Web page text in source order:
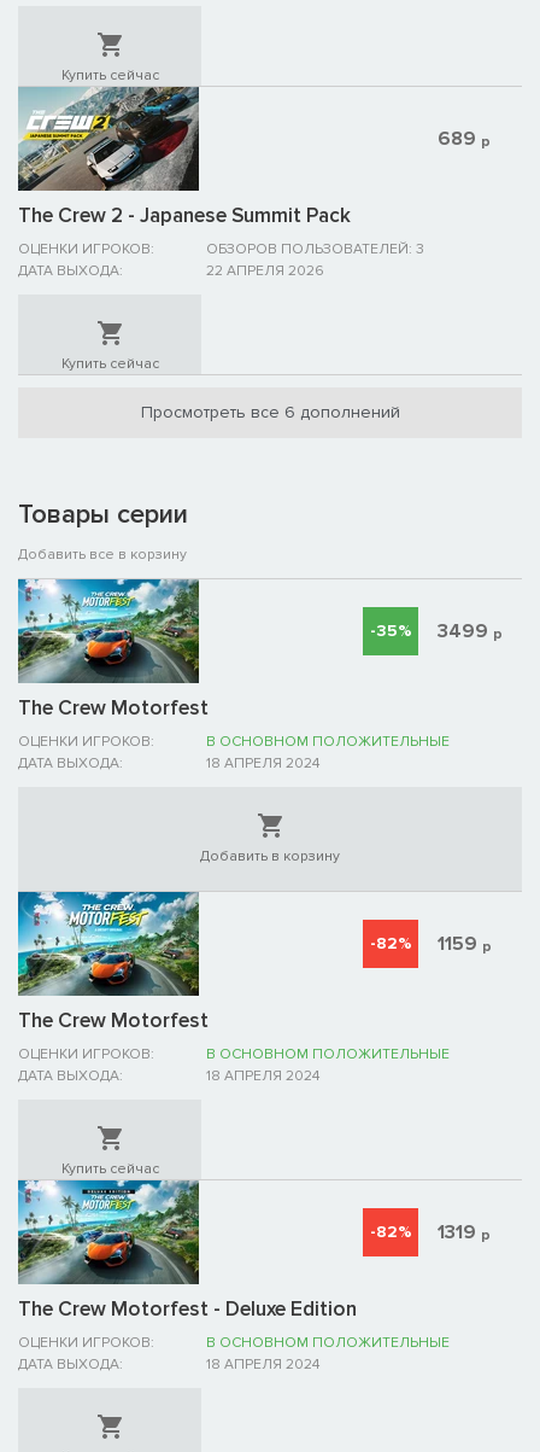
Купить сейчас
The Crew 2 - Japanese Summit Pack
ОЦЕНКИ ИГРОКОВ:
ОБЗОРОВ ПОЛЬЗОВАТЕЛЕЙ: 3
ДАТА ВЫХОДА:
22 АПРЕЛЯ 2026
689 р
Купить сейчас
Просмотреть все 6 дополнений
Товары серии
Добавить все в корзину
The Crew Motorfest
ОЦЕНКИ ИГРОКОВ:
В ОСНОВНОМ ПОЛОЖИТЕЛЬНЫЕ
ДАТА ВЫХОДА:
18 АПРЕЛЯ 2024
-35% 3499 р
Добавить в корзину
The Crew Motorfest
ОЦЕНКИ ИГРОКОВ:
В ОСНОВНОМ ПОЛОЖИТЕЛЬНЫЕ
ДАТА ВЫХОДА:
18 АПРЕЛЯ 2024
-82% 1159 р
Купить сейчас
The Crew Motorfest - Deluxe Edition
ОЦЕНКИ ИГРОКОВ:
В ОСНОВНОМ ПОЛОЖИТЕЛЬНЫЕ
ДАТА ВЫХОДА:
18 АПРЕЛЯ 2024
-82% 1319 р